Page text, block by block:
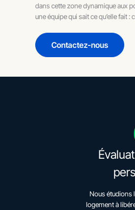
dans cette zone dynamique aux
une équipe qui sait ce qu’elle fait
Contactez-nous
Nous étudions
logement à